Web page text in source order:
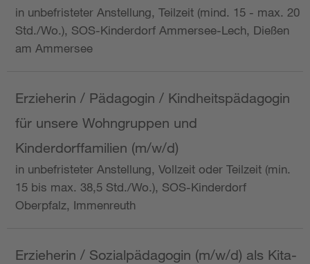
in unbefristeter Anstellung, Teilzeit (mind. 15 - max. 20
Std./Wo.), SOS-Kinderdorf Ammersee-Lech, Dießen
am Ammersee
Erzieherin / Pädagogin / Kindheitspädagogin
für unsere Wohngruppen und
Kinderdorffamilien (m/w/d)
in unbefristeter Anstellung, Vollzeit oder Teilzeit (min.
15 bis max. 38,5 Std./Wo.), SOS-Kinderdorf
Oberpfalz, Immenreuth
Erzieherin / Sozialpädagogin (m/w/d) als Kita-